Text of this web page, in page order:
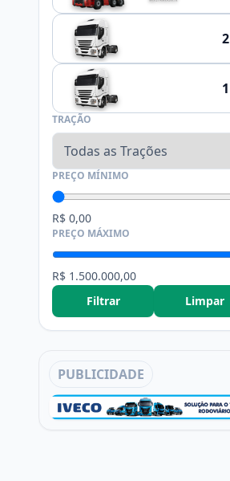
2
1
TRAÇÃO
PREÇO MÍNIMO
R$ 0,00
PREÇO MÁXIMO
R$ 1.500.000,00
Filtrar
Limpar
PUBLICIDADE